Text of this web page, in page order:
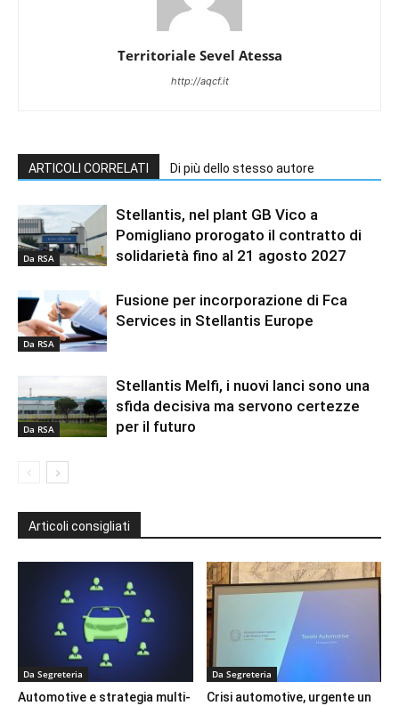
Territoriale Sevel Atessa
http://aqcf.it
ARTICOLI CORRELATI Di più dello stesso autore
Da RSA
Stellantis, nel plant GB Vico a
Pomigliano prorogato il contratto di
solidarietà fino al 21 agosto 2027
Da RSA
Fusione per incorporazione di Fca
Services in Stellantis Europe
Da RSA
Stellantis Melfi, i nuovi lanci sono una
sfida decisiva ma servono certezze
per il futuro
Articoli consigliati
Da Segreteria
Automotive e strategia multi-
Da Segreteria
Crisi automotive, urgente un